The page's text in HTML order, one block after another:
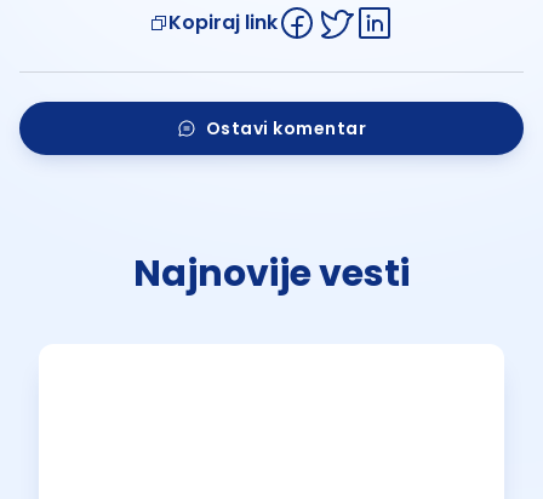
Kopiraj link
Ostavi komentar
Najnovije vesti